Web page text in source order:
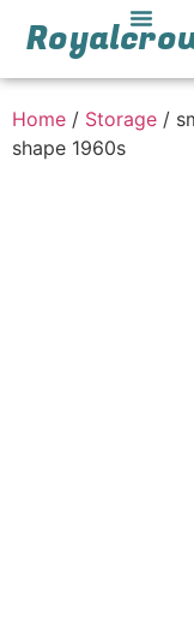
Home / Storage /
shape 1960s